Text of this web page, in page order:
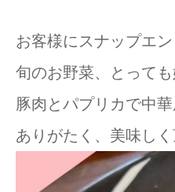
お客様にスナップエ
旬のお野菜、とって
豚肉とパプリカで中
ありがたく、美味し